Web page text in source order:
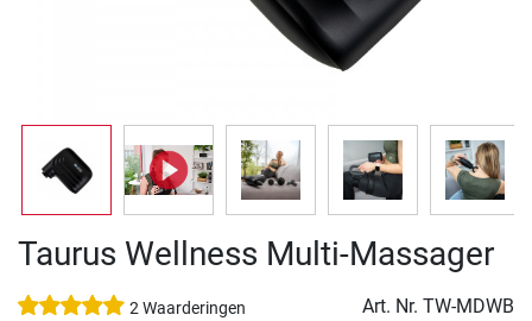
Taurus Wellness Multi-Massager
2 Waarderingen Art. Nr. TW-MDWB